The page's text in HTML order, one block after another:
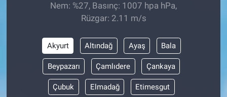
Nem: %27, Basınç: 1007 hpa hPa,
Rüzgar: 2.11 m/s
Akyurt Altındağ Ayaş Bala
Beypazarı Çamlıdere Çankaya
Çubuk Elmadağ Etimesgut